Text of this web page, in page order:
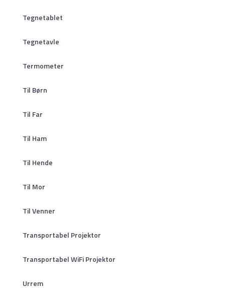
Tegnetablet
Tegnetavle
Termometer
Til Børn
Til Far
Til Ham
Til Hende
Til Mor
Til Venner
Transportabel Projektor
Transportabel WiFi Projektor
Urrem